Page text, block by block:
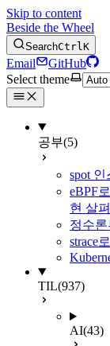
Skip to content
Beside the Wheel
SearchCtrlK
Email
GitHub
Select theme
공부(5)
spot
eBPF
현 살
정수론
strace
TIL(937)
AI(43)